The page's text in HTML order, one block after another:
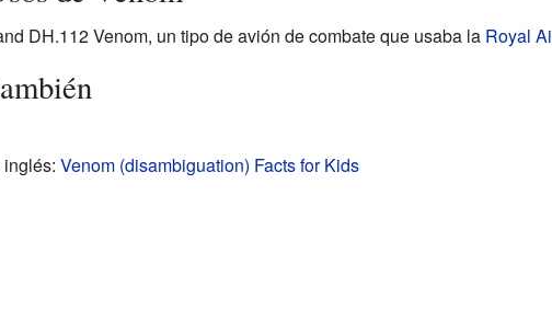
DH.112 Venom, un tipo de avión de combate que usaba la Royal
inglés: Venom (disambiguation) Facts for Kids